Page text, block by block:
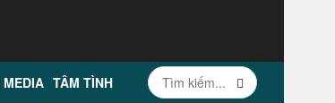
MEDIA TÂM TÌNH